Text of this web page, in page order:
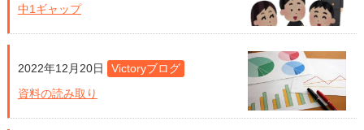
中1ギャップ
2022年12月20日
Victoryブログ
資料の読み取り